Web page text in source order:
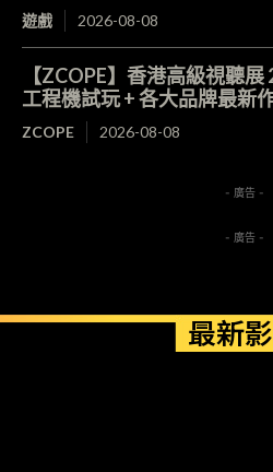
遊戲 2026-08-08
【ZCOPE】香港高級視聽
工程機試玩 + 各大品牌最新
ZCOPE 2026-08-08
- 廣告 -
- 廣告 -
最新